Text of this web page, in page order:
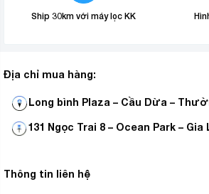
Ship 30km với máy lọc KK
Địa chỉ mua hàng:
Long bình Plaza – Cầu Dừa –
131 Ngọc Trai 8 – Ocean Park – Gia
Thông tin liên hệ